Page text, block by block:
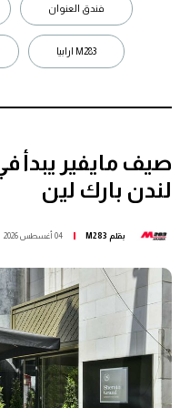
فندق العنوان
M283 ارابيا
صيف مايفير يبدأ
لندن بارك لين
بقلم M283 04 أغسطس 2026